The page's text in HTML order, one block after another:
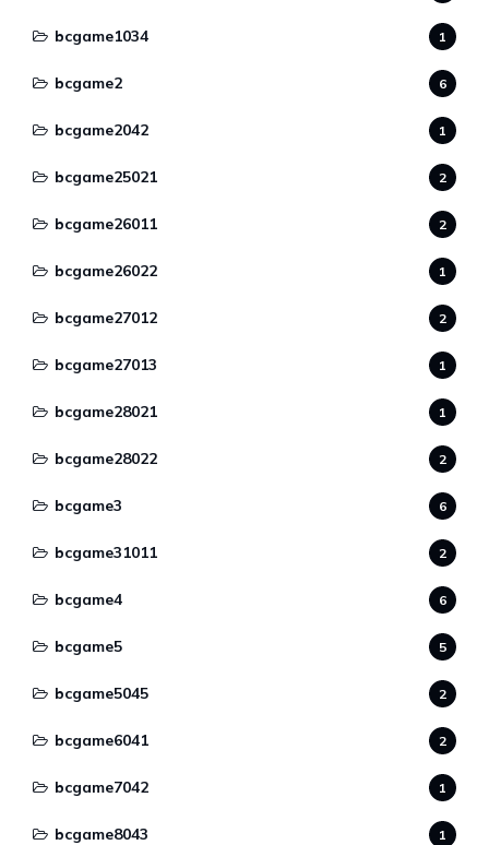
bcgame1034 1
bcgame2 6
bcgame2042 1
bcgame25021 2
bcgame26011 2
bcgame26022 1
bcgame27012 2
bcgame27013 1
bcgame28021 1
bcgame28022 2
bcgame3 6
bcgame31011 2
bcgame4 6
bcgame5 5
bcgame5045 2
bcgame6041 2
bcgame7042 1
bcgame8043 1